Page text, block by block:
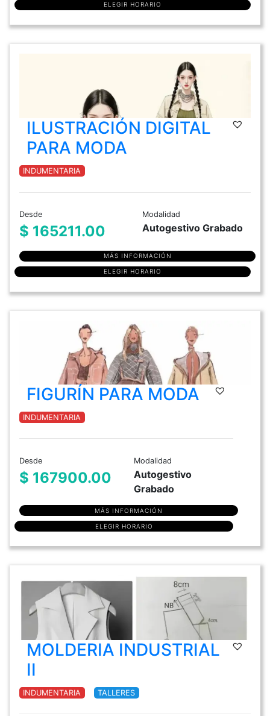
ELEGIR HORARIO
ILUSTRACIÓN DIGITAL
PARA MODA
INDUMENTARIA
Desde
$ 165211.00
Modalidad
Autogestivo Grabado
MÁS INFORMACIÓN
ELEGIR HORARIO
FIGURÍN PARA MODA
INDUMENTARIA
Desde
$ 167900.00
Modalidad
Autogestivo
Grabado
MÁS INFORMACIÓN
ELEGIR HORARIO
MOLDERIA INDUSTRIAL
II
INDUMENTARIA TALLERES